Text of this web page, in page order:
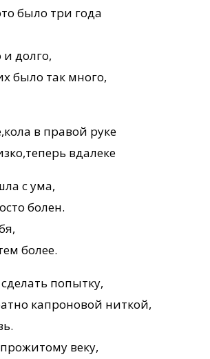
было три года
долго,
было так много,
в правой руке
вдалеке
с ума,
болен.
более.
попытку,
капроновой ниткой,
веку,